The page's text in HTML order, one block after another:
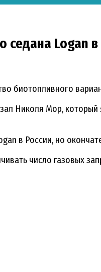
седана Logan в
биотопливного
Николя Мор,
в России, но
число газовых